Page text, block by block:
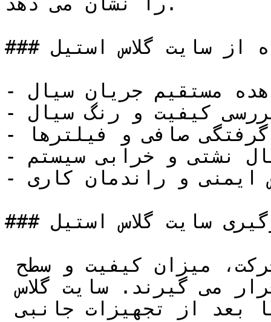
### مزایای استفاده از سایت گلاس استیل
- مشاهده مستقیم جریان سیال
- بررسی کیفیت و رنگ سیال
- تشخیص گرفتگی صافی و فیلترها
- کاهش احتمال نشتی و خرابی سیستم
- افزایش ایمنی و راندمان کاری
### محل قرارگیری سایت گلاس استیل
سیال در مجرای عبوری آنها قرار می گیرند. سایت گلاس
ها باید قبل از شیر انبساط یا بعد از تجهیزات جانبی